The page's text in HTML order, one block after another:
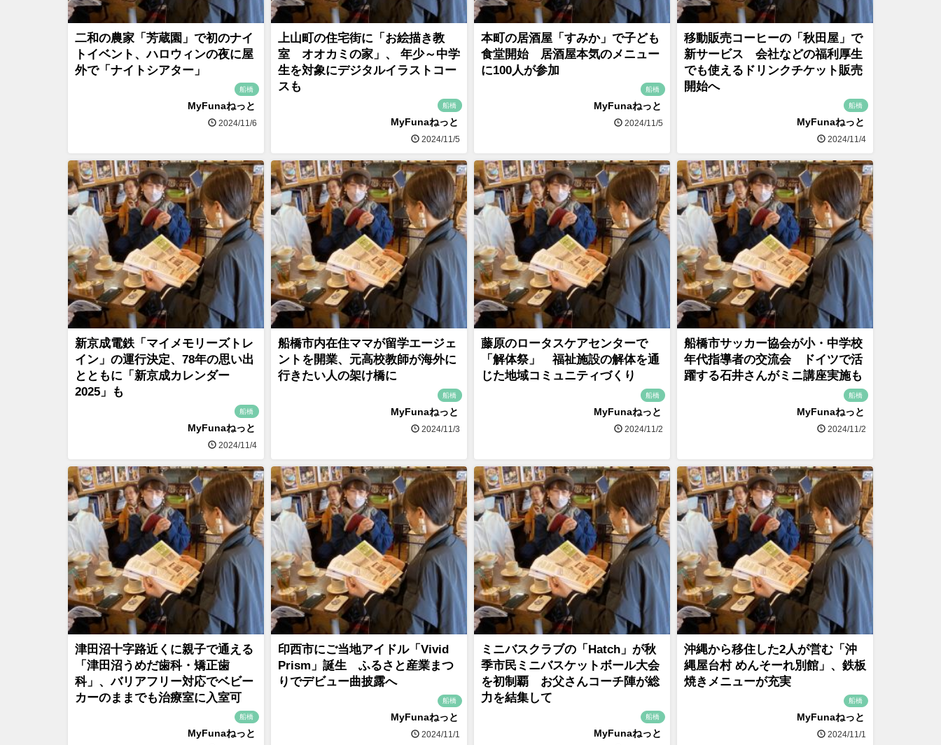
二和の農家「芳蔵園」で初のナイ
トイベント、ハロウィンの夜に屋
外で「ナイトシアター」
船橋
MyFunaねっと
2024/11/6
上山町の住宅街に「お絵描き教
室 オオカミの家」、 年少～中学
生を対象にデジタルイラストコー
スも
船橋
MyFunaねっと
2024/11/5
本町の居酒屋「すみか」で子ども
食堂開始 居酒屋本気のメニュー
に100人が参加
船橋
MyFunaねっと
2024/11/5
移動販売コーヒーの「秋田屋」で
新サービス 会社などの福利厚生
でも使えるドリンクチケット販売
開始へ
船橋
MyFunaねっと
2024/11/4
新京成電鉄「マイメモリーズトレ
イン」の運行決定、78年の思い出
とともに「新京成カレンダー
2025」も
船橋
MyFunaねっと
2024/11/4
船橋市内在住ママが留学エージェ
ントを開業、元高校教師が海外に
行きたい人の架け橋に
船橋
MyFunaねっと
2024/11/3
藤原のロータスケアセンターで
「解体祭」 福祉施設の解体を通
じた地域コミュニティづくり
船橋
MyFunaねっと
2024/11/2
船橋市サッカー協会が小・中学校
年代指導者の交流会 ドイツで活
躍する石井さんがミニ講座実施も
船橋
MyFunaねっと
2024/11/2
津田沼十字路近くに親子で通える
「津田沼うめだ歯科・矯正歯
科」、バリアフリー対応でベビー
カーのままでも治療室に入室可
船橋
MyFunaねっと
印西市にご当地アイドル「Vivid
Prism」誕生 ふるさと産業まつ
りでデビュー曲披露へ
船橋
MyFunaねっと
2024/11/1
ミニバスクラブの「Hatch」が秋
季市民ミニバスケットボール大会
を初制覇 お父さんコーチ陣が総
力を結集して
船橋
MyFunaねっと
沖縄から移住した2人が営む「沖
縄屋台村 めんそーれ別館」、鉄板
焼きメニューが充実
船橋
MyFunaねっと
2024/11/1